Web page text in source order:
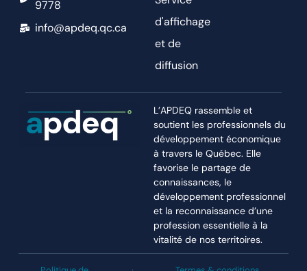
9778
info@apdeq.qc.ca
d'affichage
et de
diffusion
L’APDEQ rassemble et
soutient les professionnels du
développement économique
à travers le Québec. Elle
favorise le partage de
connaissances, le
développement professionnel
et la reconnaissance d’une
profession essentielle à la
vitalité de nos territoires.